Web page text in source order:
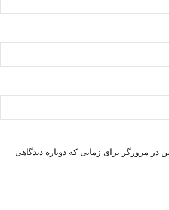
در مرورگر برای زمانی که دوباره دیدگاهی